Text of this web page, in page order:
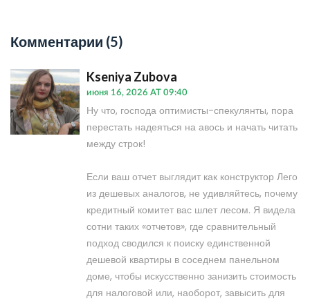
Комментарии (5)
Kseniya Zubova
июня 16, 2026 AT 09:40
Ну что, господа оптимисты-спекулянты, пора
перестать надеяться на авось и начать читать
между строк!
Если ваш отчет выглядит как конструктор Лего
из дешевых аналогов, не удивляйтесь, почему
кредитный комитет вас шлет лесом. Я видела
сотни таких «отчетов», где сравнительный
подход сводился к поиску единственной
дешевой квартиры в соседнем панельном
доме, чтобы искусственно занизить стоимость
для налоговой или, наоборот, завысить для